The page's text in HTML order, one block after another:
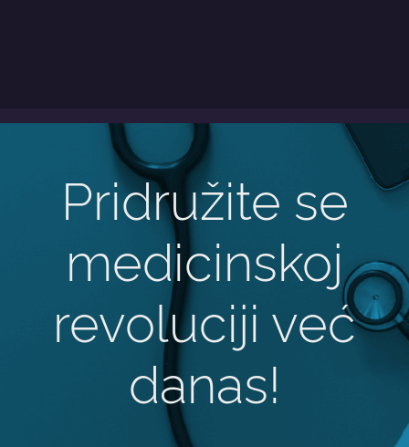
Pridružite se
medicinskoj
revoluciji već
danas!